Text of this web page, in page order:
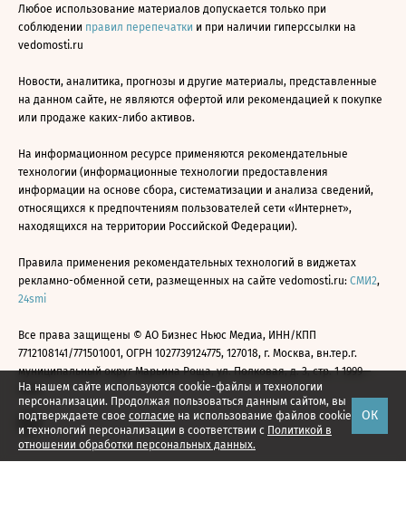
На нашем сайте используются cookie-файлы и технологии
персонализации. Продолжая пользоваться данным сайтом, вы
подтверждаете свое согласие на использование файлов cookie
и технологий персонализации в соответствии с Политикой в
отношении обработки персональных данных.
ОК
Любое использование материалов допускается только при
соблюдении правил перепечатки и при наличии гиперссылки на
vedomosti.ru
Новости, аналитика, прогнозы и другие материалы, представленные
на данном сайте, не являются офертой или рекомендацией к покупке
или продаже каких-либо активов.
На информационном ресурсе применяются рекомендательные
технологии (информационные технологии предоставления
информации на основе сбора, систематизации и анализа сведений,
относящихся к предпочтениям пользователей сети «Интернет»,
находящихся на территории Российской Федерации).
Правила применения рекомендательных технологий в виджетах
рекламно-обменной сети, размещенных на сайте vedomosti.ru: СМИ2,
24smi
Все права защищены © АО Бизнес Ньюс Медиа, ИНН/КПП
7712108141/771501001, ОГРН 1027739124775, 127018, г. Москва, вн.тер.г.
муниципальный округ Марьина Роща, ул. Полковая, д. 3, стр. 1 1999—
2026